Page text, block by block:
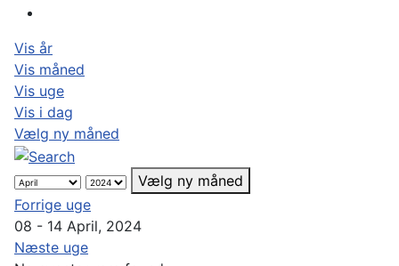
Vis år
Vis måned
Vis uge
Vis i dag
Vælg ny måned
Vælg ny måned
Forrige uge
08 - 14 April, 2024
Næste uge